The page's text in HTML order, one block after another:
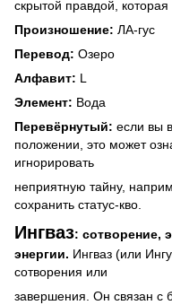
скрытой правдой,
Произношение: ЛА-гус
Перевод: Озеро
Алфавит: L
Элемент: Вода
Перевёрнутый: если вы
положении, это может
игнорировать
неприятную тайну,
сохранить статус-кво.
Ингваз: сотворение,
энергии. Ингваз (или
сотворения или
завершения. Он связан с